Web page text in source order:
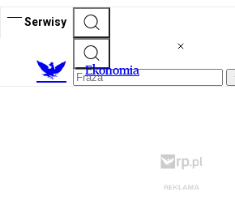
Serwisy
Ekonomia